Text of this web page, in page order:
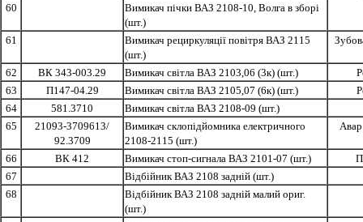
60
Вимикач пічки ВАЗ 2108-10, Волга в зборі
(шт.)
61
Вимикач рециркуляції повітря ВАЗ 2115
(шт.)
62 ВК 343-003.29 Вимикач світла ВАЗ 2103,06 (3к) (шт.)
63
П147-04.29 Вимикач світла ВАЗ 2105,07 (6к) (шт.)
64
581.3710
Вимикач світла ВАЗ 2108-09 (шт.)
65
21093-3709613/
92.3709
Вимикач склопідйомника електричного
2108-2115 (шт.)
66 ВК 412 Вимикач стоп-сигнала ВАЗ 2101-07 (шт.)
67
Відбійник ВАЗ 2108 задній (шт.)
68
Відбійник ВАЗ 2108 задній малий ориг.
(шт.)